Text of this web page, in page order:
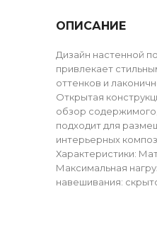
ОПИСАНИЕ
Дизайн настенной
привлекает
оттенков и
Открытая
обзор
подходит для
интерьерных
Характеристики:
Максимальная
навешивания: